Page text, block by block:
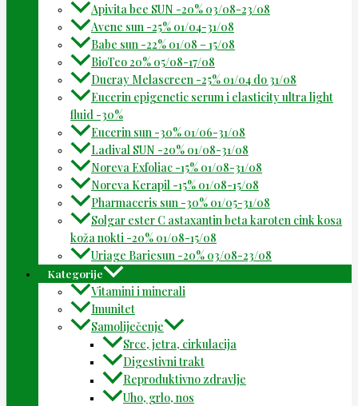
Apivita bee SUN -20% 03/08-23/08
Avene sun -25% 01/04-31/08
Babe sun -22% 01/08 – 15/08
BioTeo 20% 05/08-17/08
Ducray Melascreen -25% 01/04 do 31/08
Eucerin epigenetic serum i elasticity ultra light
fluid -30%
Eucerin sun -30% 01/06-31/08
Ladival SUN -20% 01/08-31/08
Noreva Exfoliac -15% 01/08-31/08
Noreva Kerapil -15% 01/08-15/08
Pharmaceris sun -30% 01/05-31/08
Solgar ester C astaxantin beta karoten cink kosa
koža nokti -20% 01/08-15/08
Uriage Bariesun -20% 03/08-23/08
Kategorije
Vitamini i minerali
Imunitet
Samoliječenje
Srce, jetra, cirkulacija
Digestivni trakt
Reproduktivno zdravlje
Uho, grlo, nos